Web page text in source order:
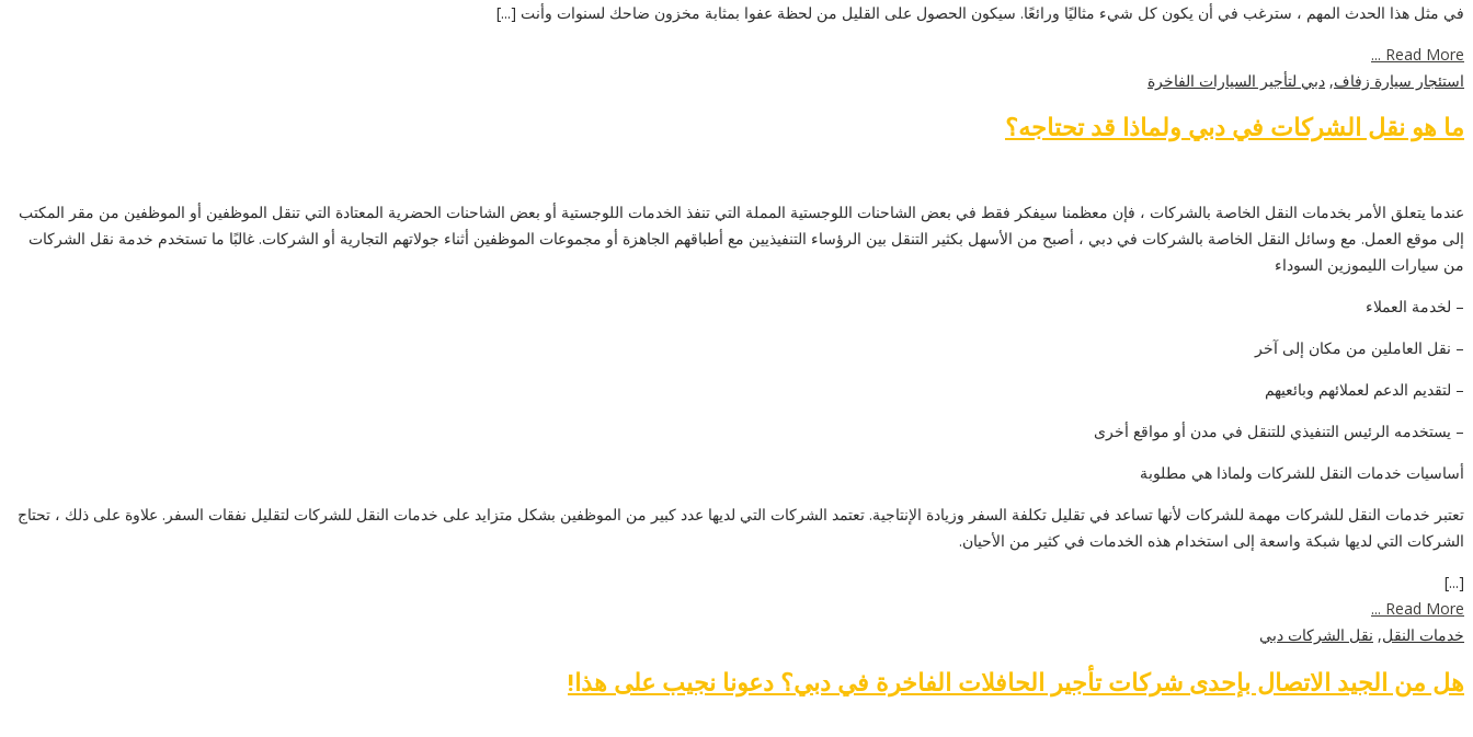
في مثل هذا الحدث المهم ، سترغب في أن يكون كل شيء مثاليًا ورائعًا. سيكون الحصول على القليل من لحظة عفوا بمثابة مخزون ضاحك لسنوات وأنت [...]
Read More ...
استئجار سيارة زفاف, دبي لتأجير السيارات الفاخرة
ما هو نقل الشركات في دبي ولماذا قد تحتاجه؟
عندما يتعلق الأمر بخدمات النقل الخاصة بالشركات ، فإن معظمنا سيفكر فقط في بعض الشاحنات اللوجستية المملة التي تنفذ الخدمات اللوجستية أو بعض الشاحنات الحضرية المعتادة التي تنقل الموظفين أو الموظفين من مقر المكتب
إلى موقع العمل. مع وسائل النقل الخاصة بالشركات في دبي ، أصبح من الأسهل بكثير التنقل بين الرؤساء التنفيذيين مع أطباقهم الجاهزة أو مجموعات الموظفين أثناء جولاتهم التجارية أو الشركات. غالبًا ما تستخدم خدمة نقل الشركات
من سيارات الليموزين السوداء
– لخدمة العملاء
– نقل العاملين من مكان إلى آخر
– لتقديم الدعم لعملائهم وبائعيهم
– يستخدمه الرئيس التنفيذي للتنقل في مدن أو مواقع أخرى
أساسيات خدمات النقل للشركات ولماذا هي مطلوبة
تعتبر خدمات النقل للشركات مهمة للشركات لأنها تساعد في تقليل تكلفة السفر وزيادة الإنتاجية. تعتمد الشركات التي لديها عدد كبير من الموظفين بشكل متزايد على خدمات النقل للشركات لتقليل نفقات السفر. علاوة على ذلك ، تحتاج
الشركات التي لديها شبكة واسعة إلى استخدام هذه الخدمات في كثير من الأحيان.
[...]
Read More ...
خدمات النقل, نقل الشركات دبي
هل من الجيد الاتصال بإحدى شركات تأجير الحافلات الفاخرة في دبي؟ دعونا نجيب على هذا!